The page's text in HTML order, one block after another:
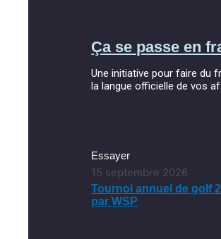
Ça se passe en
Une initiative pour faire du
la langue officielle de vos
Essayer
15 septembre 2026
Tournoi annuel de golf
par WSP